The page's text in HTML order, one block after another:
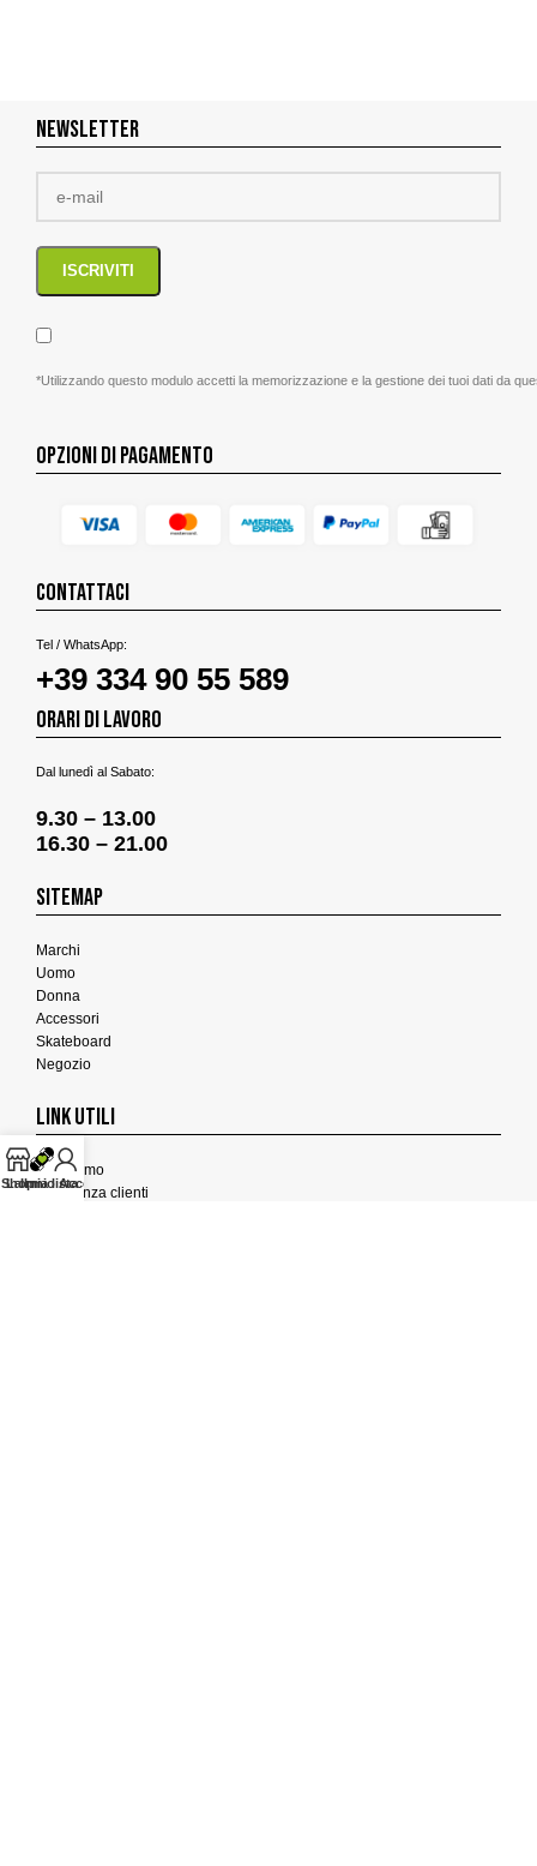
NEWSLETTER
*Utilizzando questo modulo accetti la memorizzazione e la gestione dei tuoi dati da
OPZIONI DI PAGAMENTO
CONTATTACI
Tel / WhatsApp:
+39 334 90 55 589
ORARI DI LAVORO
Dal lunedì al Sabato:
9.30 – 13.00
16.30 – 21.00
SITEMAP
Marchi
Uomo
Donna
Accessori
Skateboard
Negozio
LINK UTILI
Chi Siamo
Assistenza clienti
Shop
La mia lista
Il mio Account